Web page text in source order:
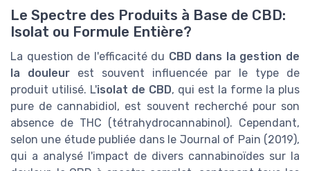
Le Spectre des Produits à Base de CBD:
Isolat ou Formule Entière?
La question de l'efficacité du CBD dans la gestion de
la douleurest souvent influencée par le type de
produit utilisé. L'isolat de CBD, qui est la forme la plus
pure de cannabidiol, est souvent recherché pour son
absence de THC (tétrahydrocannabinol). Cependant,
selon une étude publiée dans le Journal of Pain (2019),
qui a analysé l'impact de divers cannabinoïdes sur la